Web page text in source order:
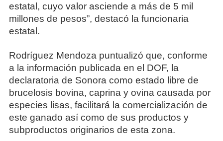
estatal, cuyo valor asciende a más de 5 mil
millones de pesos”, destacó la funcionaria
estatal.
Rodríguez Mendoza puntualizó que, conforme
a la información publicada en el DOF, la
declaratoria de Sonora como estado libre de
brucelosis bovina, caprina y ovina causada por
especies lisas, facilitará la comercialización de
este ganado así como de sus productos y
subproductos originarios de esta zona.